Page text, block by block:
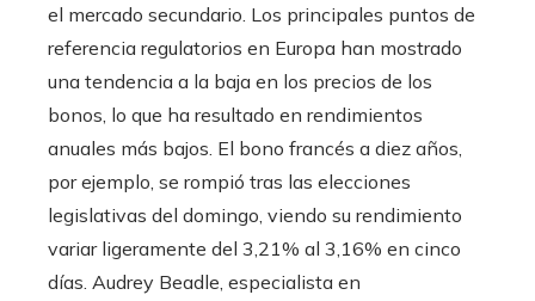
el mercado secundario. Los principales puntos de
referencia regulatorios en Europa han mostrado
una tendencia a la baja en los precios de los
bonos, lo que ha resultado en rendimientos
anuales más bajos. El bono francés a diez años,
por ejemplo, se rompió tras las elecciones
legislativas del domingo, viendo su rendimiento
variar ligeramente del 3,21% al 3,16% en cinco
días. Audrey Beadle, especialista en